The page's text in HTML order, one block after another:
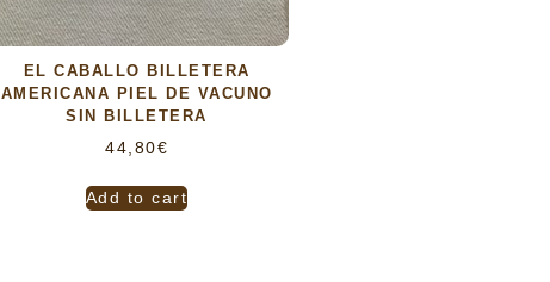
EL CABALLO BILLETERA
AMERICANA PIEL DE VACUNO
SIN BILLETERA
44,80€
Add to cart